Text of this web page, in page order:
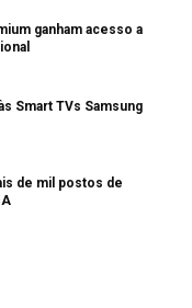
ganham acesso a
Smart TVs Samsung
de mil postos de